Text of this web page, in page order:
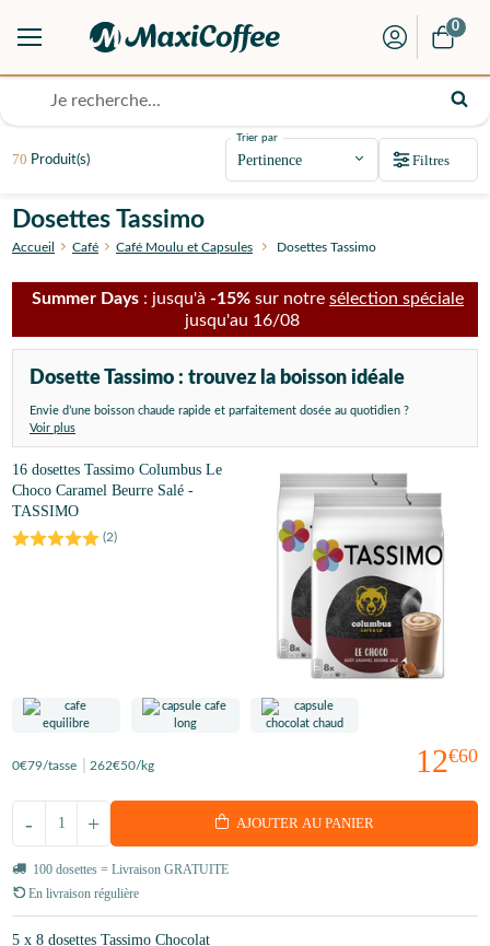
0
Dosettes Tassimo
Accueil Café Café Moulu et Capsules Dosettes Tassimo
Summer Days : jusqu'à -15% sur notre sélection spéciale
jusqu'au 16/08
Dosette Tassimo : trouvez la boisson idéale
Envie d’une boisson chaude rapide et parfaitement dosée au quotidien ?
Voir plus
70 Produit(s)
Trier par
Filtres
16 dosettes Tassimo Columbus Le
Choco Caramel Beurre Salé -
TASSIMO
(2)
12€60
0€79/tasse 262€50/kg
+
- AJOUTER AU PANIER
100 dosettes = Livraison GRATUITE
En livraison régulière
5 x 8 dosettes Tassimo Chocolat